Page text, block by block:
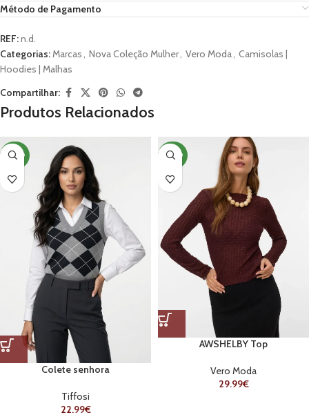
Método de Pagamento
REF:n.d.
Categorias:Marcas, Nova Coleção Mulher, Vero Moda, Camisolas |
Hoodies | Malhas
Compartilhar:
Produtos Relacionados
NOVO
Colete senhora
Tiffosi
22.99€
NOVO
AWSHELBY Top
Vero Moda
29.99€